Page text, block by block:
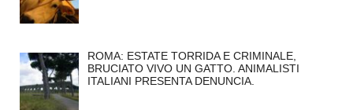
ROMA: ESTATE TORRIDA E CRIMINALE,
BRUCIATO VIVO UN GATTO. ANIMALISTI
ITALIANI PRESENTA DENUNCIA.